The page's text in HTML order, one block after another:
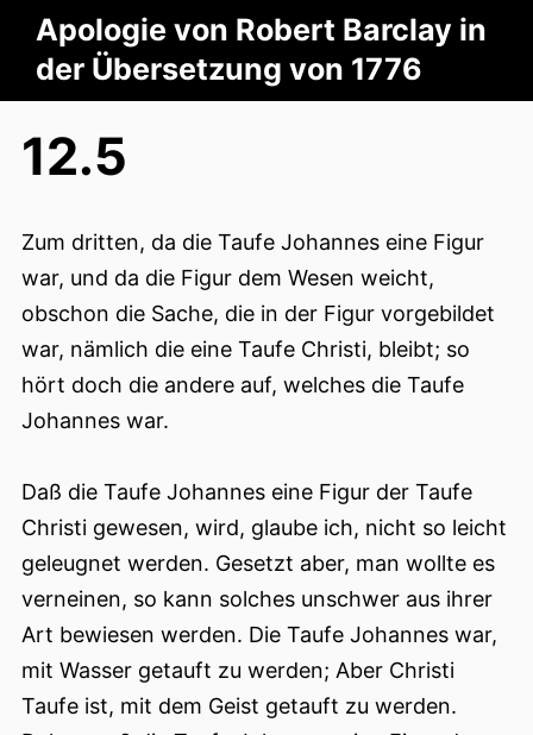
Apologie von Robert Barclay in
der Übersetzung von 1776
12.5
Zum dritten, da die Taufe Johannes eine Figur
war, und da die Figur dem Wesen weicht,
obschon die Sache, die in der Figur vorgebildet
war, nämlich die eine Taufe Christi, bleibt; so
hört doch die andere auf, welches die Taufe
Johannes war.
Daß die Taufe Johannes eine Figur der Taufe
Christi gewesen, wird, glaube ich, nicht so leicht
geleugnet werden. Gesetzt aber, man wollte es
verneinen, so kann solches unschwer aus ihrer
Art bewiesen werden. Die Taufe Johannes war,
mit Wasser getauft zu werden; Aber Christi
Taufe ist, mit dem Geist getauft zu werden.